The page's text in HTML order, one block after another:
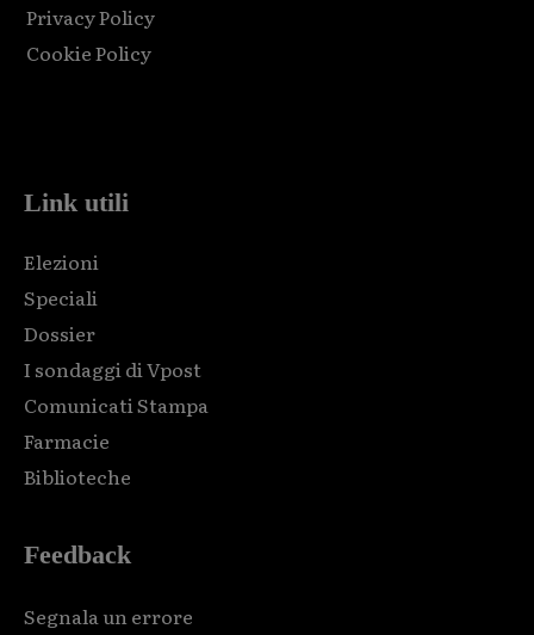
Privacy Policy
Cookie Policy
Link utili
Elezioni
Speciali
Dossier
I sondaggi di Vpost
Comunicati Stampa
Farmacie
Biblioteche
Feedback
Segnala un errore